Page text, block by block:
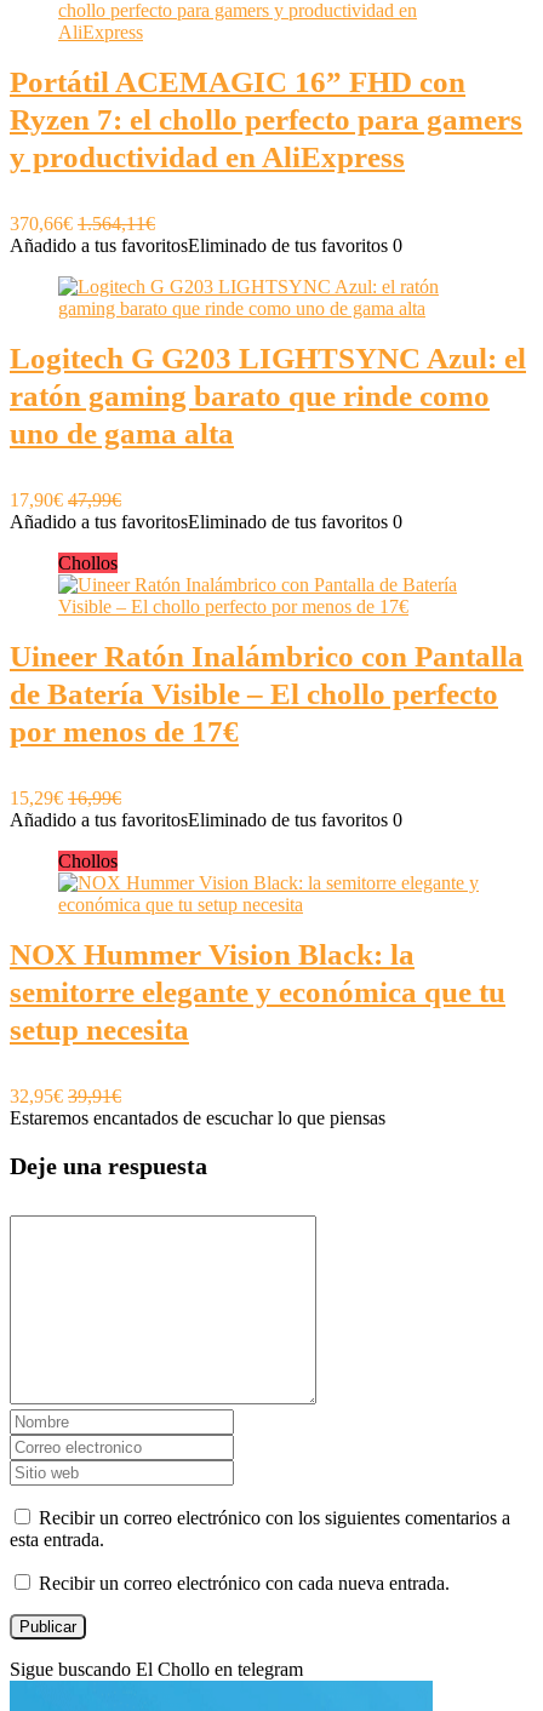
Portátil ACEMAGIC 16” FHD con
Ryzen 7: el chollo perfecto para gamers
y productividad en AliExpress
370,66€ 1.564,11€
Añadido a tus favoritosEliminado de tus favoritos 0
Logitech G G203 LIGHTSYNC Azul: el
ratón gaming barato que rinde como
uno de gama alta
17,90€ 47,99€
Añadido a tus favoritosEliminado de tus favoritos 0
Chollos
Uineer Ratón Inalámbrico con Pantalla
de Batería Visible – El chollo perfecto
por menos de 17€
15,29€ 16,99€
Añadido a tus favoritosEliminado de tus favoritos 0
Chollos
NOX Hummer Vision Black: la
semitorre elegante y económica que tu
setup necesita
32,95€ 39,91€
Estaremos encantados de escuchar lo que piensas
Deje una respuesta
Recibir un correo electrónico con los siguientes comentarios a
esta entrada.
Recibir un correo electrónico con cada nueva entrada.
Sigue buscando El Chollo en telegram